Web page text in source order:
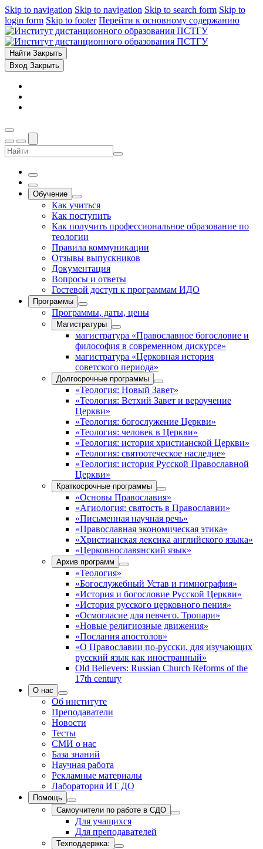
Skip to navigation Skip to navigation Skip to search form Skip to
login form Skip to footer Перейти к основному содержанию
Найти Закрыть
Вход Закрыть
Обучение
Как учиться
Как поступить
Как получить профессиональное образование по
теологии
Правила коммуникации
Отзывы выпускников
Документация
Вопросы и ответы
Гостевой доступ к программам ИДО
Программы
Программы, даты, цены
Магистратуры
магистратура «Православное богословие и
философия в современном дискурсе»
магистратура «Церковная история
советского периода»
Долгосрочные программы
«Теология: Новый Завет»
«Теология: Ветхий Завет и вероучение
Церкви»
«Теология: богослужение Церкви»
«Теология: человек в Церкви»
«Теология: история христианской Церкви»
«Теология: святоотеческое наследие»
«Теология: история Русской Православной
Церкви»
Краткосрочные программы
«Основы Православия»
«Агиология: святость в Православии»
«Письменная научная речь»
«Православная экономическая этика»
«Христианская лексика английского языка»
«Церковнославянский язык»
Архив программ
«Теология»
«Богослужебный Устав и гимнография»
«История и богословие Русской Церкви»
«История русского церковного пения»
«Осмогласие для певчего. Тропари»
«Новые религиозные движения»
«Послания апостолов»
«О Православии по-русски. для изучающих
русский язык как иностранный»
Old Believers: Russian Church Reforms of the
17th century
О нас
Об институте
Преподаватели
Новости
Тесты
СМИ о нас
База знаний
Научная работа
Рекламные материалы
Лаборатория ИТ ДО
Помощь
Самоучители по работе в СДО
Для учащихся
Для преподавателей
Техподдержка: